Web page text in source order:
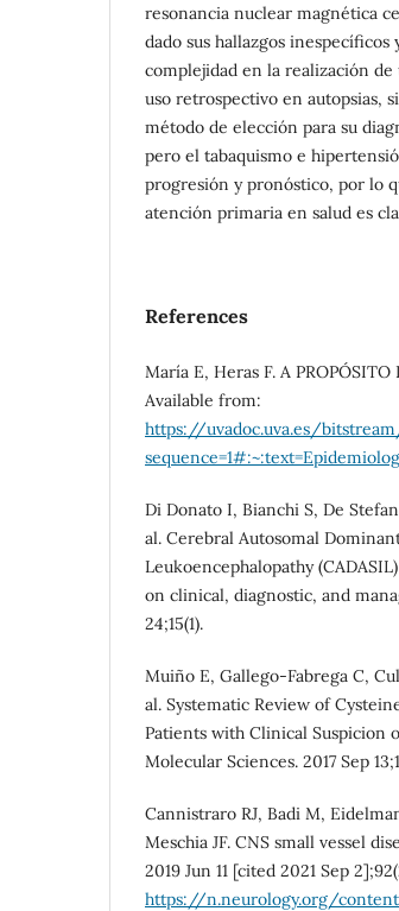
resonancia nuclear magnética
dado sus hallazgos inespecíficos
complejidad en la realización
uso retrospectivo en autopsias,
método de elección para su
pero el tabaquismo e
progresión y pronóstico, por lo
atención primaria en salud es
References
María E, Heras F. A
Available from:
https://uvadoc.uva.es/
Di Donato I, Bianchi S, De
al. Cerebral Autosomal
Leukoencephalopathy
on clinical, diagnostic, and
24;15(1).
Muiño E, Gallego-Fabrega C,
al. Systematic Review of
Patients with Clinical Suspicion
Molecular Sciences. 2017 Sep
Cannistraro RJ, Badi M,
Meschia JF. CNS small vessel
2019 Jun 11 [cited 2021 Sep
https://n.neurology.org/